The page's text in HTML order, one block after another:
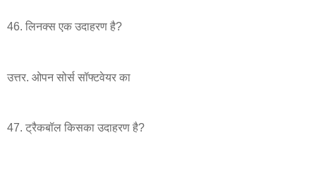
46. लिनक्स एक उदाहरण है?
उत्तर. ओपन सोर्स सॉफ्टवेयर का
47. ट्रैकबॉल किसका उदाहरण है?